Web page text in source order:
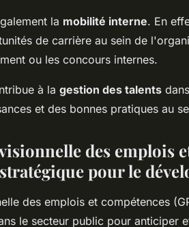
la mobilité interne. En
de carrière au sein de
ou les concours internes.
à la gestion des talents
et des bonnes pratiques au
des emplois
pour le
des emplois et compétences
le secteur public pour anticiper